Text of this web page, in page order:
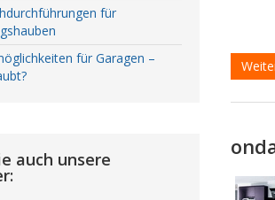
für
für Garagen –
auch unsere